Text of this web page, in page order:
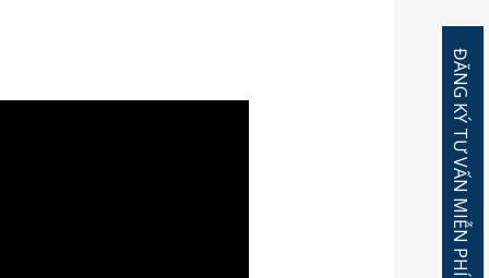
ĐĂNG KÝ TƯ VẤN MIỄN PHÍ